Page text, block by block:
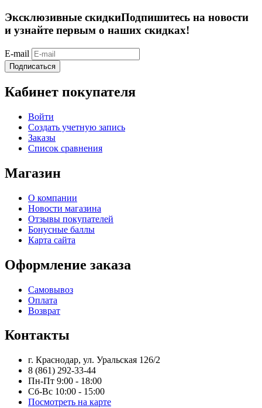
Эксклюзивные скидкиПодпишитесь на новости
и узнайте первым о наших скидках!
E-mail
Подписаться
Кабинет покупателя
Войти
Создать учетную запись
Заказы
Список сравнения
Магазин
О компании
Новости магазина
Отзывы покупателей
Бонусные баллы
Карта сайта
Оформление заказа
Самовывоз
Оплата
Возврат
Контакты
г. Краснодар, ул. Уральская 126/2
8 (861) 292-33-44
Пн-Пт 9:00 - 18:00
Сб-Вс 10:00 - 15:00
Посмотреть на карте